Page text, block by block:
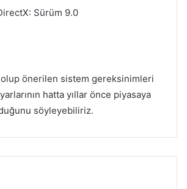
Sürüm 9.0
önerilen sistem gereksinimleri
hatta yıllar önce piyasaya
söyleyebiliriz.
Raft Hakkında ve Sistem
Gereksinimleri
Gereksinimleri PC